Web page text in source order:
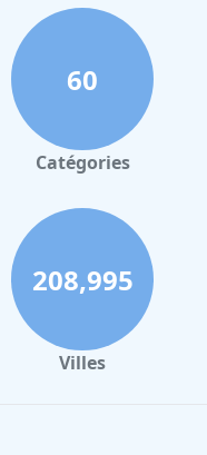
60
Catégories
208,995
Villes